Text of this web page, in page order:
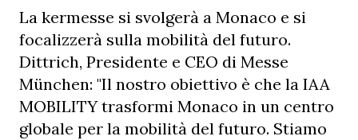
La kermesse si svolgerà a Monaco e si
focalizzerà sulla mobilità del futuro.
Dittrich, Presidente e CEO di Messe
München: "Il nostro obiettivo è che la IAA
MOBILITY trasformi Monaco in un centro
globale per la mobilità del futuro. Stiamo